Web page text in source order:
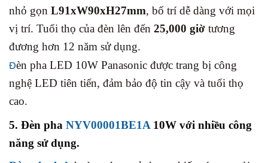
nhỏ gọn L91xW90xH27mm, bố trí dễ dàng với mọi
vị trí. Tuổi thọ của đèn lên đến 25,000 giờ tương
đương hơn 12 năm sử dụng.
Đèn pha LED 10W Panasonic được trang bị công
nghệ LED tiên tiến, đảm bảo độ tin cậy và tuổi thọ
cao.
5. Đèn pha NYV00001BE1A 10W với nhiều công
năng sử dụng.